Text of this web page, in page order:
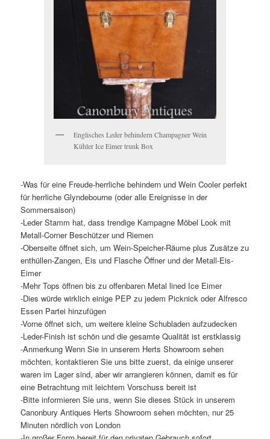
Englisches Leder behindern Champagner Wein
Kühler Ice Eimer trunk Box
-Was für eine Freude-herrliche behindern und Wein Cooler perfekt
für herrliche Glyndebourne (oder alle Ereignisse in der
Sommersaison)
-Leder Stamm hat, dass trendige Kampagne Möbel Look mit
Metall-Corner Beschützer und Riemen
-Oberseite öffnet sich, um Wein-Speicher-Räume plus Zusätze zu
enthüllen-Zangen, Eis und Flasche Öffner und der Metall-Eis-
Eimer
-Mehr Tops öffnen bis zu offenbaren Metal lined Ice Eimer
-Dies würde wirklich einige PEP zu jedem Picknick oder Alfresco
Essen Partei hinzufügen
-Vorne öffnet sich, um weitere kleine Schubladen aufzudecken
-Leder-Finish ist schön und die gesamte Qualität ist erstklassig
-Anmerkung Wenn Sie in unserem Herts Showroom sehen
möchten, kontaktieren Sie uns bitte zuerst, da einige unserer
waren im Lager sind, aber wir arrangieren können, damit es für
eine Betrachtung mit leichtem Vorschuss bereit ist
-Bitte informieren Sie uns, wenn Sie dieses Stück in unserem
Canonbury Antiques Herts Showroom sehen möchten, nur 25
Minuten nördlich von London